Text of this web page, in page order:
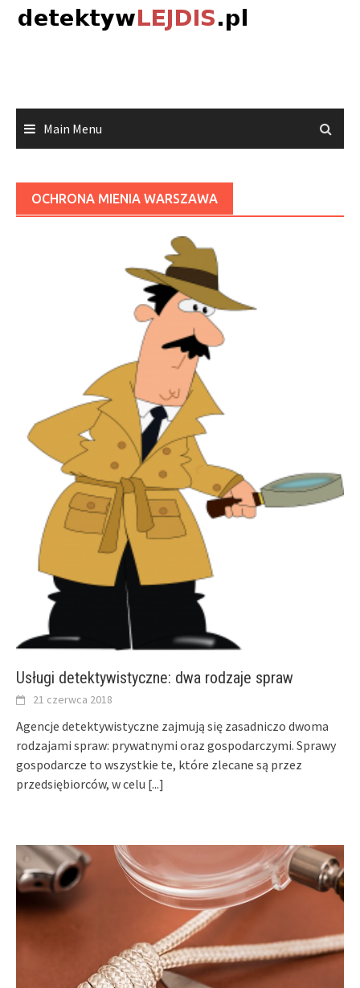
Main Menu
OCHRONA MIENIA WARSZAWA
Usługi detektywistyczne: dwa rodzaje spraw
21 czerwca 2018
Agencje detektywistyczne zajmują się zasadniczo dwoma
rodzajami spraw: prywatnymi oraz gospodarczymi. Sprawy
gospodarcze to wszystkie te, które zlecane są przez
przedsiębiorców, w celu [...]